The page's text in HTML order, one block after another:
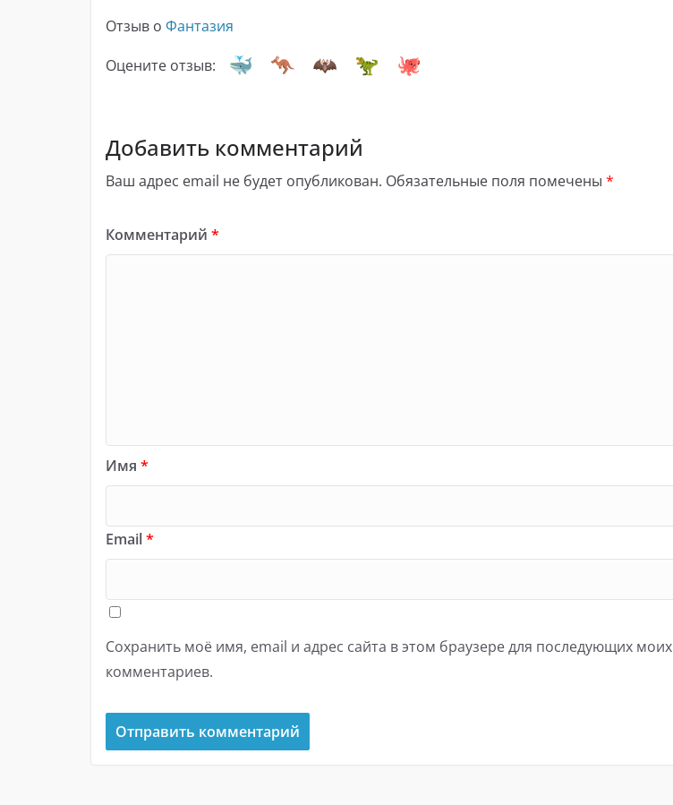
Отзыв о Фантазия
Оцените отзыв:
Добавить комментарий
Ваш адрес email не будет опубликован. Обязательные поля помечены *
Комментарий *
Имя *
Email*
Сохранить моё имя, email и адрес сайта в этом браузере для последующих моих
комментариев.